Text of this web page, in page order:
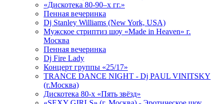
«Дискотека 80-90–х гг.»
Пенная вечеринка
Dj Stanley Williams (New York, USA)
Мужское стриптиз шоу «Made in Heaven» г.
Москва
Пенная вечеринка
Dj Fire Lady
Концерт группы «25/17»
TRANCE DANCE NIGHT - Dj PAUL VINITSKY
(г.Москва)
Дискотека 80-х «Пять звёзд»